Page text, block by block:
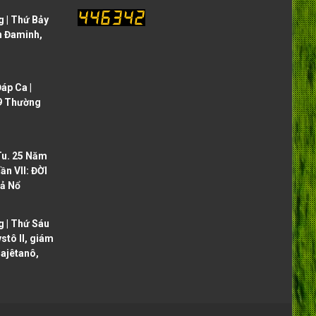
| Thứ Bảy
Đaminh,
Ca |
Thường
25 Năm
VII: ĐỜI
Nổ
| Thứ Sáu
II, giám